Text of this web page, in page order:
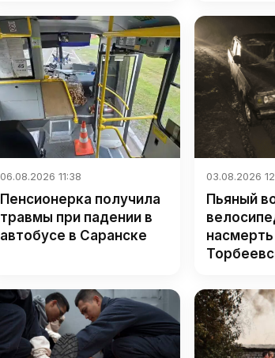
06.08.2026 11:38
Пенсионерка получила
травмы при падении в
автобусе в Саранске
03.08.2026
Пьяный